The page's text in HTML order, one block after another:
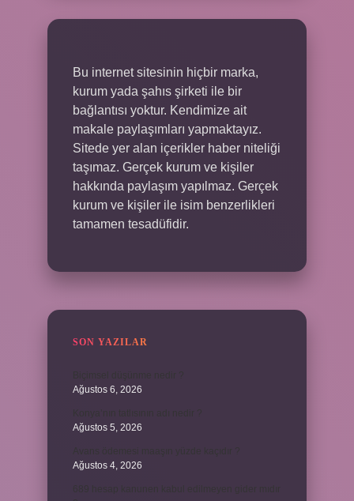
Bu internet sitesinin hiçbir marka,
kurum yada şahıs şirketi ile bir
bağlantısı yoktur. Kendimize ait
makale paylaşımları yapmaktayız.
Sitede yer alan içerikler haber niteliği
taşımaz. Gerçek kurum ve kişiler
hakkında paylaşım yapılmaz. Gerçek
kurum ve kişiler ile isim benzerlikleri
tamamen tesadüfidir.
SON YAZILAR
Ağustos 6, 2026
Ağustos 5, 2026
Ağustos 4, 2026